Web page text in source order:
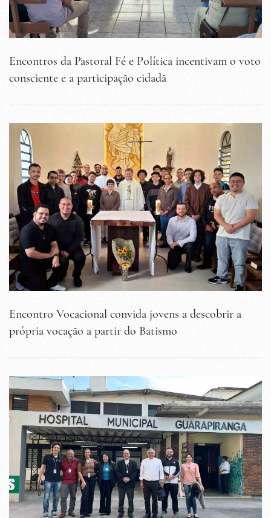
Encontros da Pastoral Fé e Política incentivam o voto
consciente e a participação cidadã
Encontro Vocacional convida jovens a descobrir a
própria vocação a partir do Batismo